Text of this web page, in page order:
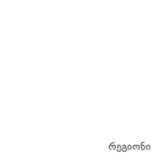
რეგიონი